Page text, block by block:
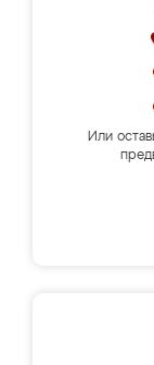
Или